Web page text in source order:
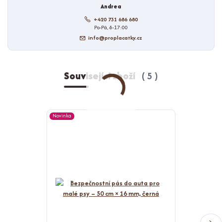
Andrea
+420 731 686 680
Po-Pá, 8-17:00
info@proplacatky.cz
Související zboží 5
Novinka